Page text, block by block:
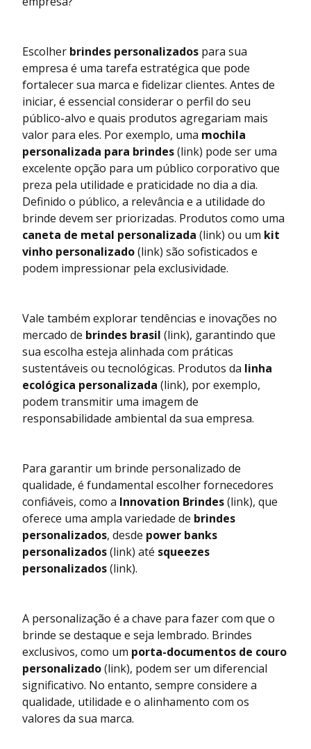
Escolher brindes personalizados para sua
empresa é uma tarefa estratégica que pode
fortalecer sua marca e fidelizar clientes. Antes de
iniciar, é essencial considerar o perfil do seu
público-alvo e quais produtos agregariam mais
valor para eles. Por exemplo, uma mochila
personalizada para brindes(link) pode ser uma
excelente opção para um público corporativo que
preza pela utilidade e praticidade no dia a dia.
Definido o público, a relevância e a utilidade do
brinde devem ser priorizadas. Produtos como uma
caneta de metal personalizada (link) ou um kit
vinho personalizado(link) são sofisticados e
podem impressionar pela exclusividade.
Vale também explorar tendências e inovações no
mercado de brindes brasil (link), garantindo que
sua escolha esteja alinhada com práticas
sustentáveis ou tecnológicas. Produtos da linha
ecológica personalizada (link), por exemplo,
podem transmitir uma imagem de
responsabilidade ambiental da sua empresa.
Para garantir um brinde personalizado de
qualidade, é fundamental escolher fornecedores
confiáveis, como a Innovation Brindes(link), que
oferece uma ampla variedade de brindes
personalizados, desde power banks
personalizados(link) até squeezes
personalizados(link).
A personalização é a chave para fazer com que o
brinde se destaque e seja lembrado. Brindes
exclusivos, como um porta-documentos de couro
personalizado(link), podem ser um diferencial
significativo. No entanto, sempre considere a
qualidade, utilidade e o alinhamento com os
valores da sua marca.